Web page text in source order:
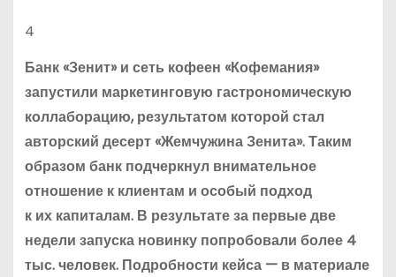
4
Банк «Зенит» и сеть кофеен «Кофемания»
запустили маркетинговую гастрономическую
коллаборацию, результатом которой стал
авторский десерт «Жемчужина Зенита». Таким
образом банк подчеркнул внимательное
отношение к клиентам и особый подход
к их капиталам. В результате за первые две
недели запуска новинку попробовали более 4
тыс. человек. Подробности кейса — в материале